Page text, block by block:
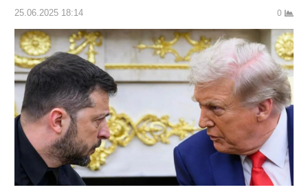
25.06.2025 18:14 0